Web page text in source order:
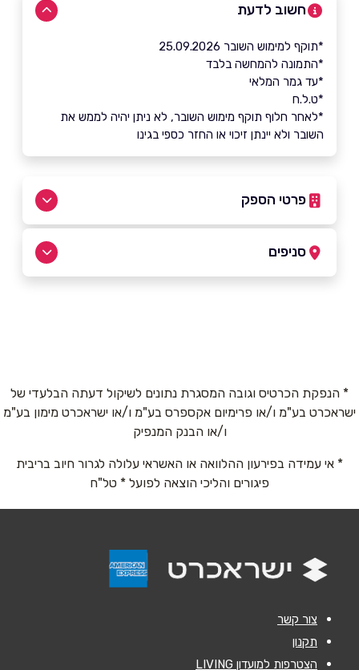
חשוב לדעת
*תוקף למימוש השובר 25.09.2026
*התמונה להמחשה בלבד
*עד גמר המלאי
*ט.ל.ח
*לאחר חלוף תוקף מימוש השובר, לא ניתן יהיה לממש את
השובר ולא יינתן זיכוי או החזר כספי בגינו
פרטי הספק
באתר
טלפון*
אימייל*
סניפים
* הנפקת הכרטיס וגובה המסגרת נתונים לשיקול דעתה הבלעדי של
ישראכרט בע"מ ו/או פרימיום אקספרס בע"מ ו/או ישראכרט מימון בע"מ
ו/או הבנק המנפיק
* אי עמידה בפירעון ההלוואה או האשראי עלולה לגרור חיוב בריבית
פיגורים והליכי הוצאה לפועל * טל"ח
צור קשר
תקנון
הצטרפות למועדון LIVING